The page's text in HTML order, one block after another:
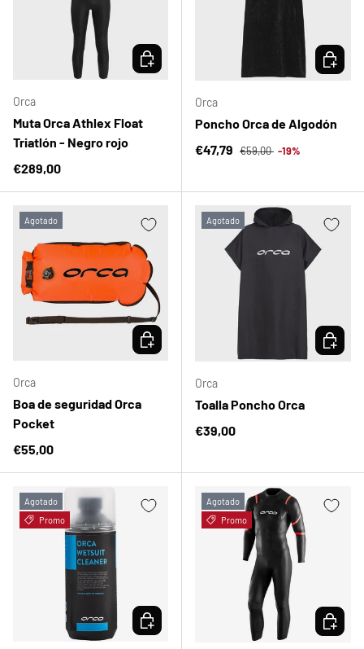
Orca
Muta Orca Athlex Float
Triatlón - Negro rojo
Precio normal
€289,00
ELEGIR OPCIONES
Orca
Poncho Orca de Algodón
Precio de venta
€47,79 Precio normal
€59,00 -19%
ELEGIR
Agotado
Orca
Boa de seguridad Orca
Pocket
Precio normal
€55,00
ELEGIR OPCIONES
Agotado
Orca
Toalla Poncho Orca
Precio normal
€39,00
ELEGIR
Agotado
Promo
ELEGIR OPCIONES
Agotado
Promo
ELEGIR